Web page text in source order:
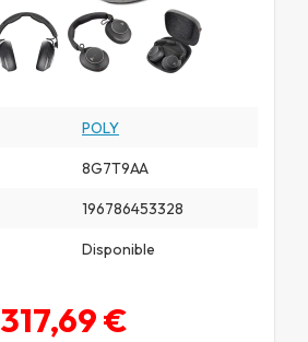
POLY
8G7T9AA
196786453328
Disponible
317,69 €